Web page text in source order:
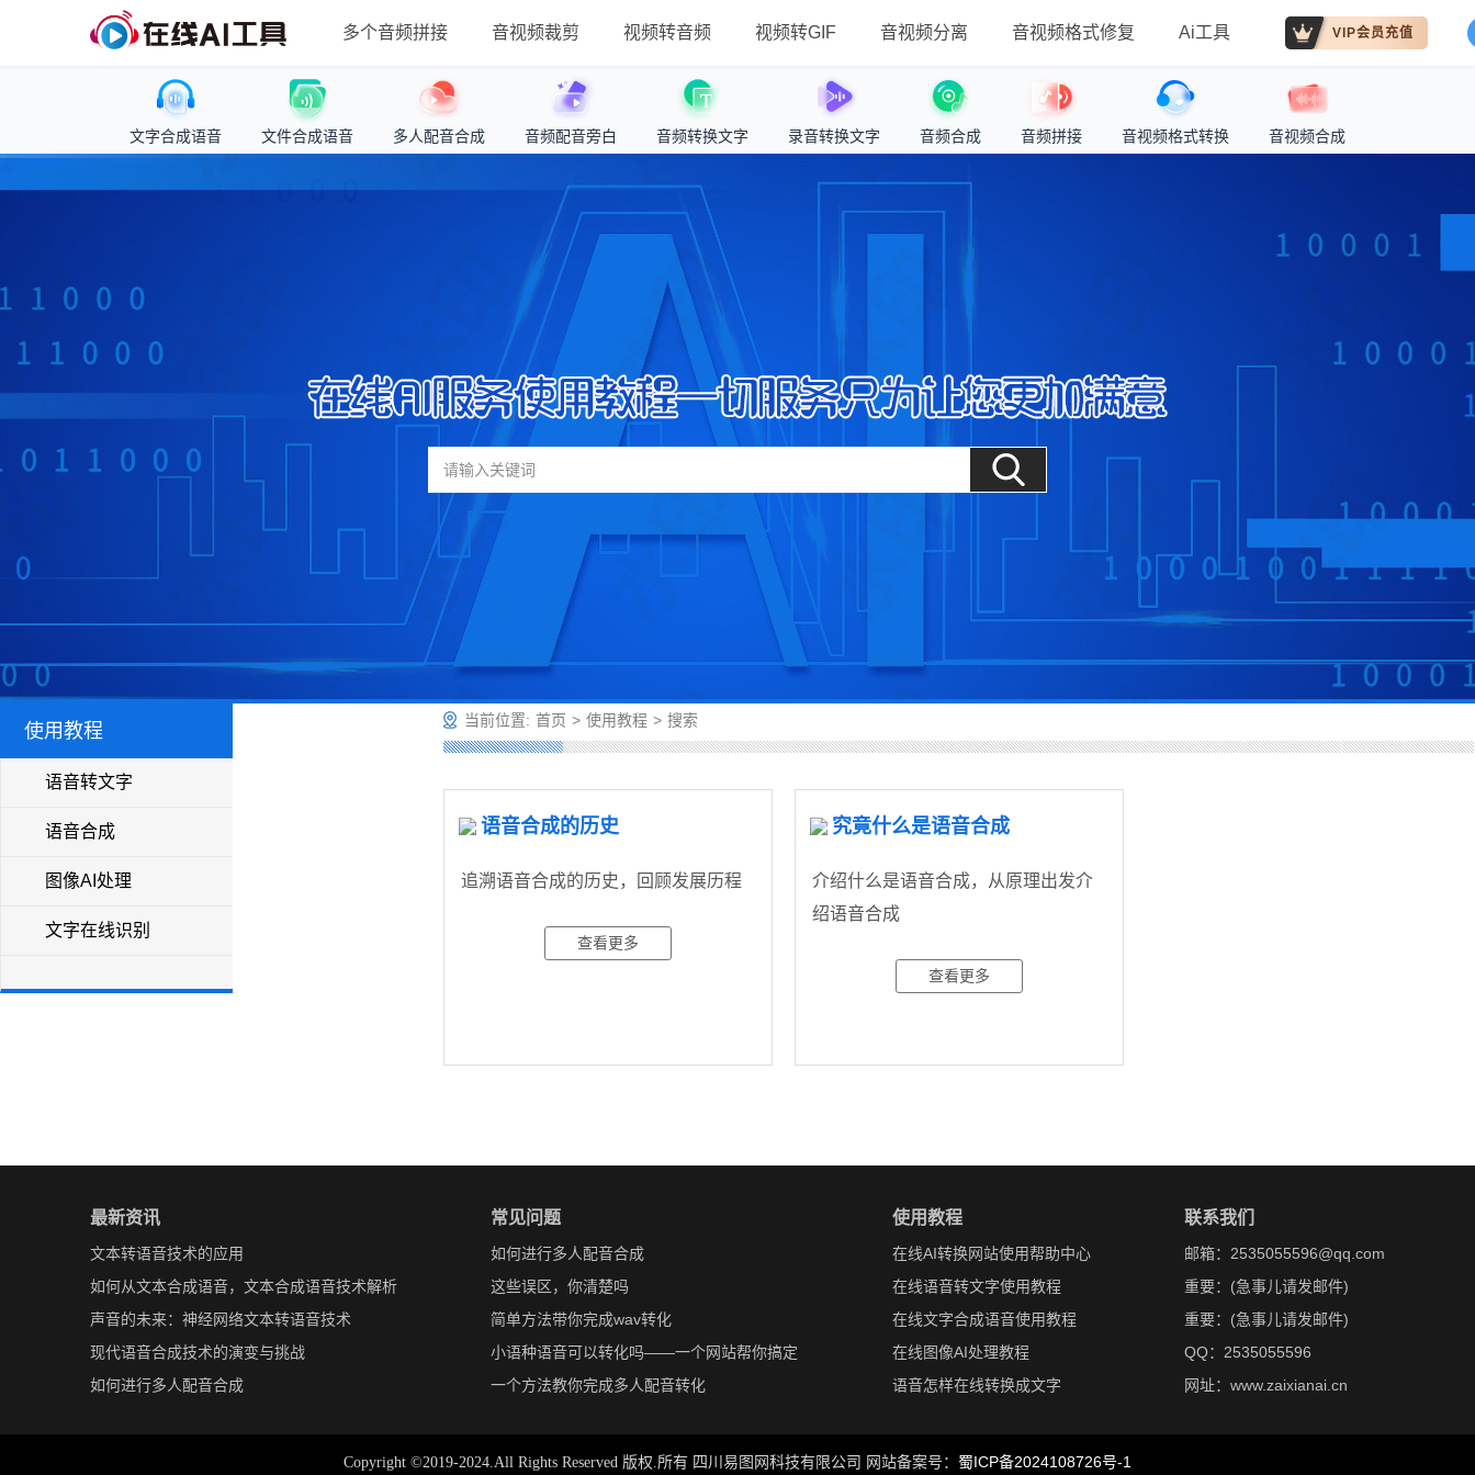
多个音频拼接 音视频裁剪 视频转音频 视频转GIF 音视频分离 音视频格式修复 Ai工具 VIP会员充值
文字合成语音 文件合成语音 多人配音合成 音频配音旁白 音频转换文字 录音转换文字 音频合成 音频拼接 音视频格式转换 音视频合成
使用教程
语音转文字
语音合成
图像AI处理
文字在线识别
当前位置: 首页 > 使用教程 > 搜索
语音合成的历史
追溯语音合成的历史，回顾发展历程
查看更多
究竟什么是语音合成
介绍什么是语音合成，从原理出发介
绍语音合成
查看更多
最新资讯
文本转语音技术的应用
如何从文本合成语音，文本合成语音技术解析
声音的未来：神经网络文本转语音技术
现代语音合成技术的演变与挑战
如何进行多人配音合成
常见问题
如何进行多人配音合成
这些误区，你清楚吗
简单方法带你完成wav转化
小语种语音可以转化吗——一个网站帮你搞定
一个方法教你完成多人配音转化
使用教程
在线AI转换网站使用帮助中心
在线语音转文字使用教程
在线文字合成语音使用教程
在线图像AI处理教程
语音怎样在线转换成文字
联系我们
邮箱：2535055596@qq.com
重要：(急事儿请发邮件)
重要：(急事儿请发邮件)
QQ：2535055596
网址：www.zaixianai.cn
Copyright ©2019-2024.All Rights Reserved 版权.所有 四川易图网科技有限公司 网站备案号： 蜀ICP备2024108726号-1